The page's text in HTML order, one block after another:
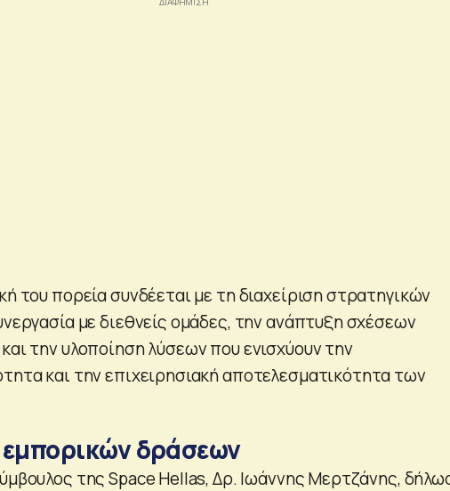
του πορεία συνδέεται με τη διαχείριση στρατηγικών
με διεθνείς ομάδες, την ανάπτυξη σχέσεων
την υλοποίηση λύσεων που ενισχύουν την
και την επιχειρησιακή αποτελεσματικότητα των
δράσεων
της Space Hellas, Δρ. Ιωάννης Μερτζάνης,